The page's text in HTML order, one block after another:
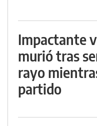
Impactante
murió tras
rayo
partido